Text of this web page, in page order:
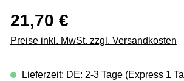
Regulärer Preis:
21,70 €
Preise inkl. MwSt. zzgl. Versandkosten
Lieferzeit: DE: 2-3 Tage (Express 1